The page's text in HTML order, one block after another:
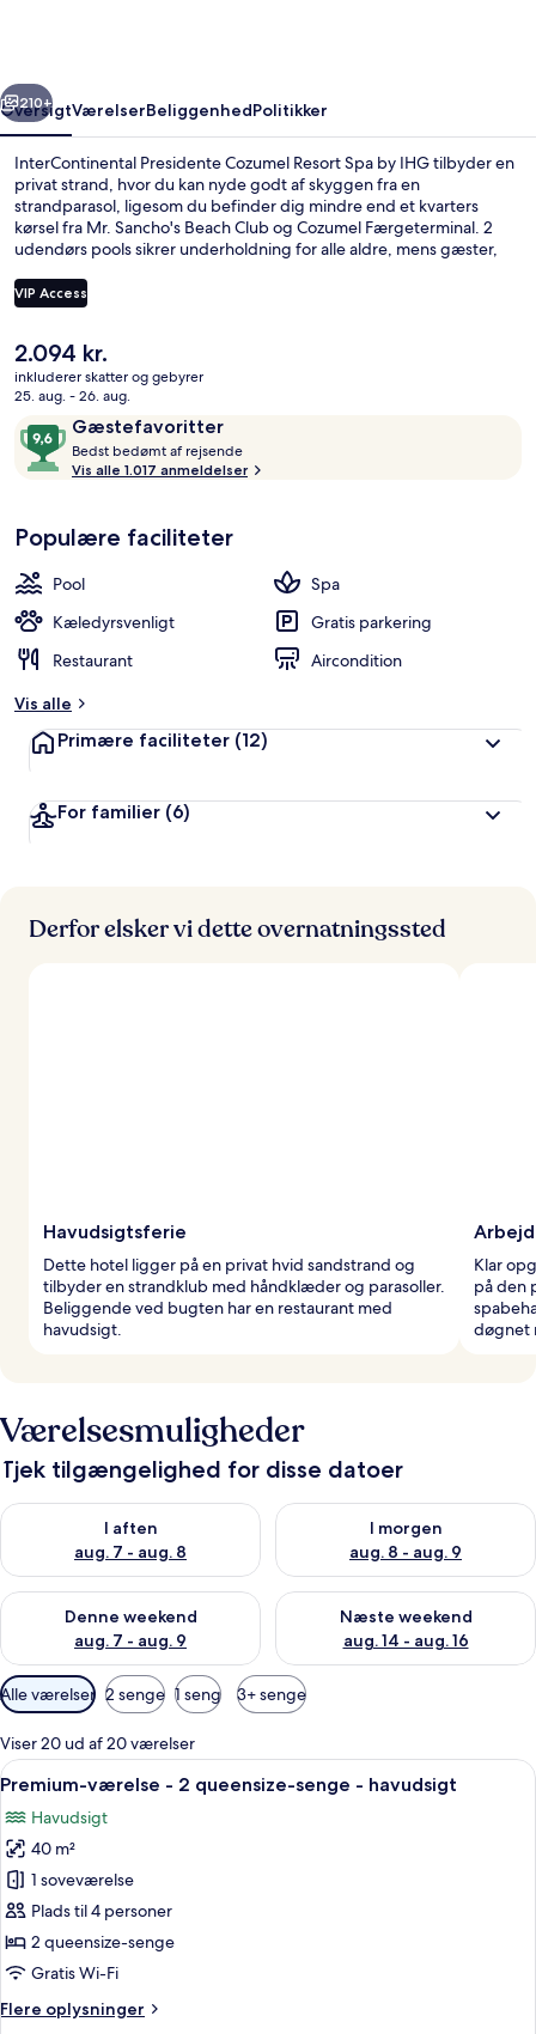
IHG
Næste
210+
OversigtVærelserBeliggenhedPolitikker
InterContinental Presidente Cozumel Resort Spa by IHG tilbyder en
privat strand, hvor du kan nyde godt af skyggen fra en
strandparasol, ligesom du befinder dig mindre end et kvarters
kørsel fra Mr. Sancho's Beach Club og Cozumel Færgeterminal. 2
udendørs pools sikrer underholdning for alle aldre, mens gæster,
tissue-massage, aromaterapi og ayurvediske behandlinger. Med
italienske retter er Alfredo Di Roma Trattoria en af 4 restauranter og
luksusfaciliteter tæller 2 udendørs tennisbaner, et fitnesscenter og
gratis cykeludlejning. Rejsende har kun godt at sige om stedets
hjælpsomme personale og generelle forhold.
VIP Access
Den
nuværende
pris
2.094 kr.
2.094 kr.
inkluderer skatter og gebyrer
25. aug. - 26. aug.
AnmeldelserGæstefavoritter
9,6
ud
af
Gæstefavoritter
Bedst bedømt af rejsende
e
a
f
d
e
Vis alle 1.017 anmeldelser
Populære faciliteter
Pool
Spa
Kæledyrsvenligt
Gratis parkering
Restaurant
Aircondition
Vis alle
Primære faciliteter (12)
For familier (6)
Derfor elsker vi dette overnatningssted
Havudsigtsferie
Dette hotel ligger på en privat hvid sandstrand og
tilbyder en strandklub med håndklæder og parasoller.
Beliggende ved bugten har en restaurant med
havudsigt.
Klar
på den
døgnet
Værelsesmuligheder
Tjek tilgængelighed for disse datoer
I aften
aug. 7 - aug. 8
Tjek tilgængelighed for i aften aug. 7 - aug. 8
I morgen
aug. 8 - aug. 9
Tjek tilgængelighed for i
Denne weekend
aug. 7 - aug. 9
Tjek tilgængelighed for denne weekend aug. 7 - aug. 9
Næste weekend
aug. 14 - aug. 16
Tjek tilgængelighed for næste
Tilgængelige
filtre
for
værelser
Alle værelser 2 senge 1 seng 3+ senge
Viser 20 ud af 20 værelser
Indlæs
alle
billeder
af
Premium-
værelse
-
2
senge
Et moderne soveværelse med en
9
Premium-værelse - 2 queensize-senge - havudsigt
Havudsigt
40 m²
1 soveværelse
Plads til 4 personer
2 queensize-senge
Gratis Wi-Fi
Flere oplysninger
Flere